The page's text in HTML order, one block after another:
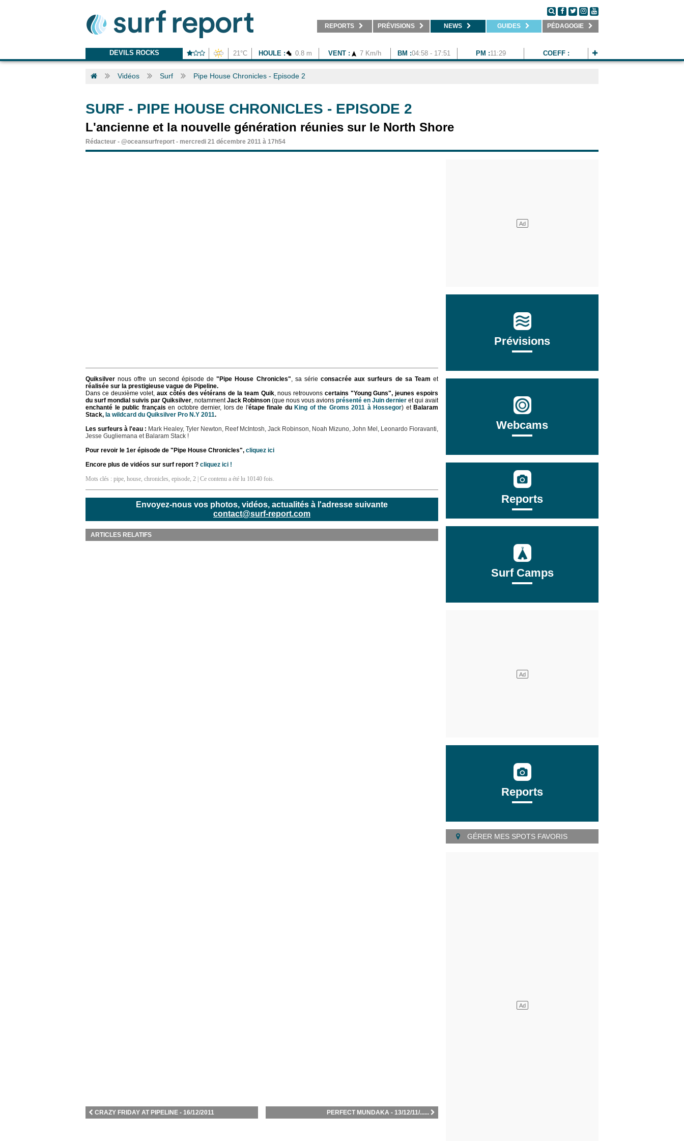
REPORTS PRÉVISIONS NEWS GUIDES PÉDAGOGIE
DEVILS ROCKS 21°C HOULE : 0.8 m VENT : 7 Km/h BM :04:58 - 17:51 PM :11:29 COEFF :
Vidéos Surf Pipe House Chronicles - Episode 2
SURF - PIPE HOUSE CHRONICLES - EPISODE 2
L'ancienne et la nouvelle génération réunies sur le North Shore
Rédacteur - @oceansurfreport - mercredi 21 décembre 2011 à 17h54
Quiksilver nous offre un second épisode de"Pipe House Chronicles", sa sérieconsacrée aux surfeurs de sa Teamet
réalisée sur la prestigieuse vague de Pipeline.
Dans ce deuxième volet,aux côtés des vétérans de la team Quik, nous retrouvons certains "Young Guns", jeunes espoirs
du surf mondial suivis par Quiksilver, notammentJack Robinson (que nous vous avions présenté en Juin dernier et qui avait
enchanté le public français en octobre dernier, lors de l'étape finale du King of the Groms 2011 à Hossegor) et Balaram
Stack, la wildcard du Quiksilver Pro N.Y 2011.
Les surfeurs à l'eau : Mark Healey, Tyler Newton, Reef McIntosh, Jack Robinson, Noah Mizuno, John Mel, Leonardo Fioravanti,
Jesse Gugliemana et Balaram Stack !
Pour revoir le 1er épisode de "Pipe House Chronicles", cliquez ici
Encore plus de vidéos sur surf report ? cliquez ici !
Mots clés : pipe, house, chronicles, episode, 2 | Ce contenu a été lu 10140 fois.
Envoyez-nous vos photos, vidéos, actualités à l'adresse suivante
contact@surf-report.com
ARTICLES RELATIFS
PERFECT MUNDAKA - 13/12/11/......
CRAZY FRIDAY AT PIPELINE - 16/12/2011
Prévisions
Webcams
Reports
Surf Camps
Reports
GÉRER MES SPOTS FAVORIS